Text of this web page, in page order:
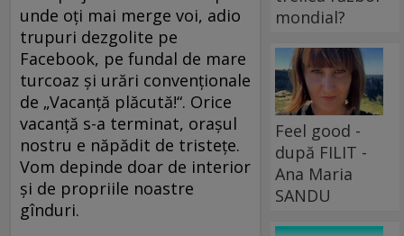
unde oți mai merge voi, adio
trupuri dezgolite pe
Facebook, pe fundal de mare
turcoaz și urări convenționale
de „Vacanță plăcută!“. Orice
vacanță s-a terminat, orașul
nostru e năpădit de tristețe.
Vom depinde doar de interior
și de propriile noastre
gînduri.
mondial?
Feel good -
după FILIT -
Ana Maria
SANDU